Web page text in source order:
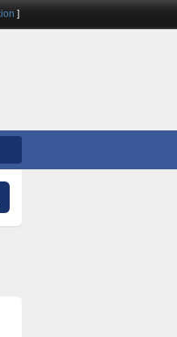
]